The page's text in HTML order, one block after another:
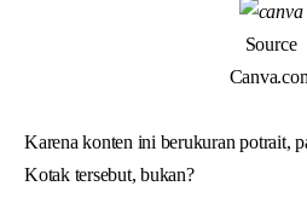
Source
Karena konten ini berukuran potrait,
Kotak tersebut, bukan?